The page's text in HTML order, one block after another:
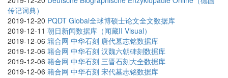
传记词典）
2019-12-20 PQDT Global全球博硕士论文全文数据库
2019-12-11 朝日新闻数据库（闻藏II Visual）
2019-12-06 籍合网 中华石刻 唐代墓志铭数据库
2019-12-06 籍合网 中华石刻 汉魏六朝碑刻数据库
2019-12-06 籍合网 中华石刻 三晋石刻大全数据库
2019-12-06 籍合网 中华石刻 宋代墓志铭数据库